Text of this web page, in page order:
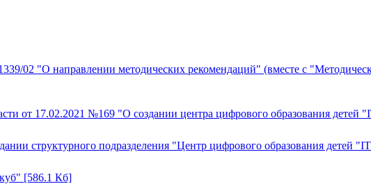
02 "О направлении методических рекомендаций" (вместе с
от 17.02.2021 №169 "О создании центра цифрового образования детей
структурного подразделения "Центр цифрового образования детей
[586.1 Кб]